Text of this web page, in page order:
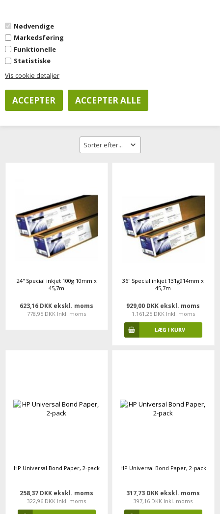
Nødvendige
Markedsføring
Funktionelle
Statistiske
Vis cookie detaljer
Forside»Kontorartikler
Teknisk papir
24'' Special inkjet 100g 10mm x
45,7m
623,16 DKK ekskl. moms
778,95 DKK Inkl. moms
36'' Special inkjet 131g914mm x
45,7m
929,00 DKK ekskl. moms
1.161,25 DKK Inkl. moms
HP Universal Bond Paper, 2-pack
258,37 DKK ekskl. moms
322,96 DKK Inkl. moms
HP Universal Bond Paper, 2-pack
317,73 DKK ekskl. moms
397,16 DKK Inkl. moms